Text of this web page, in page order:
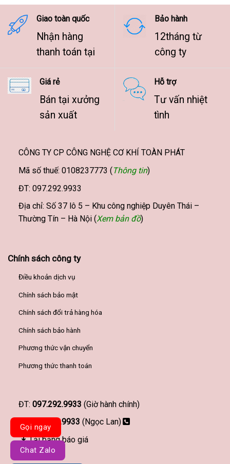
9.500.000 ₫
Giao toàn quốc
Nhận hàng
thanh toán tại
Bảo hành
12tháng từ
công ty
Giá rẻ
Bán tại xưởng
sản xuất
Hỗ trợ
Tư vấn nhiệt
tình
CÔNG TY CP CÔNG NGHỆ CƠ KHÍ TOÀN PHÁT
Mã số thuế: 0108237773 (Thông tin)
ĐT: 097.292.9933
Địa chỉ: Số 37 lô 5 – Khu công nghiệp Duyên Thái –
Thường Tín – Hà Nội (Xem bản đồ)
Chính sách công ty
Điều khoản dịch vụ
Chính sách bảo mật
Chính sách đổi trả hàng hóa
Chính sách bảo hành
Phương thức vận chuyển
Phương thức thanh toán
ĐT: 097.292.9933 (Giờ hành chính)
097.292.9933 (Ngọc Lan)
Tải bảng báo giá
Gọi ngay
Chat Zalo